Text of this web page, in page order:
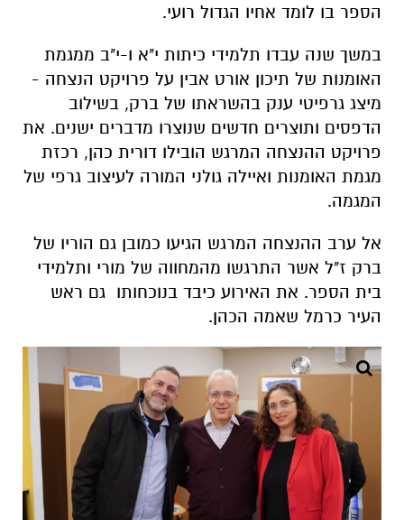
הספר בו לומד אחיו הגדול רועי.
במשך שנה עבדו תלמידי כיתות י"א ו-י"ב ממגמת
האומנות של תיכון אורט אבין על פרויקט הנצחה -
מיצג גרפיטי ענק בהשראתו של ברק, בשילוב
הדפסים ותוצרים חדשים שנוצרו מדברים ישנים. את
פרויקט ההנצחה המרגש הובילו דורית כהן, רכזת
מגמת האומנות ואיילה גולני המורה לעיצוב גרפי של
המגמה.
אל ערב ההנצחה המרגש הגיעו כמובן גם הוריו של
ברק ז"ל אשר התרגשו מהמחווה של מורי ותלמידי
בית הספר. את האירוע כיבד בנוכחותו גם ראש
העיר כרמל שאמה הכהן.